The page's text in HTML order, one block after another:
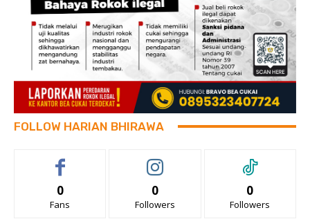
FOLLOW HARIAN BHIRAWA
0
Fans
0
Followers
0
Followers